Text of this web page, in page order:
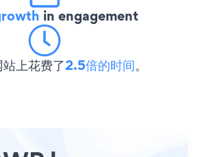
in engagement
上花费了2.5倍的时间。